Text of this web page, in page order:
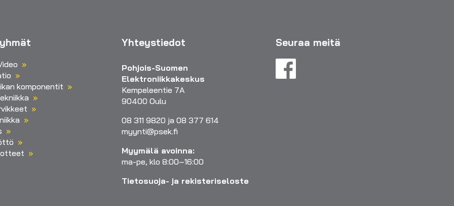
komponentit
Yhteystiedot
Pohjois-Suomen
Elektroniikkakeskus
Kempeleentie 7A
90400 Oulu
08 311 9820 ja 08 377 614
myynti@psek.fi
Myymälä avoinna:
ma-pe, klo 8:00–16:00
Tietosuoja- ja rekisteriseloste
Seuraa meitä